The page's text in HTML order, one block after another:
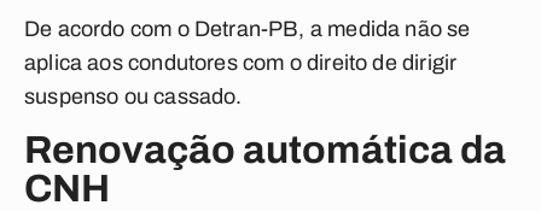
De acordo com o Detran-PB, a medida não se
aplica aos condutores com o direito de dirigir
suspenso ou cassado.
Renovação automática da
CNH